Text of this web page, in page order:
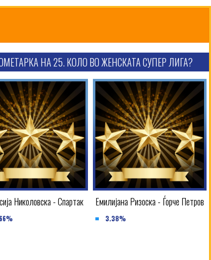
НА 25. КОЛО ВО ЖЕНСКАТА СУПЕР ЛИГА?
Николовска - Спартак Емилијана Ризоска - Ѓорче Петров
3.38%